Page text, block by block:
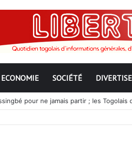
ECONOMIE SOCIÉTÉ
pour ne jamais partir ; les